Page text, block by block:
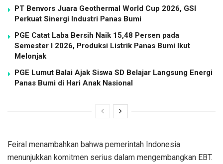
PT Benvors Juara Geothermal World Cup 2026, GSI
Perkuat Sinergi Industri Panas Bumi
PGE Catat Laba Bersih Naik 15,48 Persen pada
Semester I 2026, Produksi Listrik Panas Bumi Ikut
Melonjak
PGE Lumut Balai Ajak Siswa SD Belajar Langsung Energi
Panas Bumi di Hari Anak Nasional
Feiral menambahkan bahwa pemerintah Indonesia
menunjukkan komitmen serius dalam mengembangkan EBT.